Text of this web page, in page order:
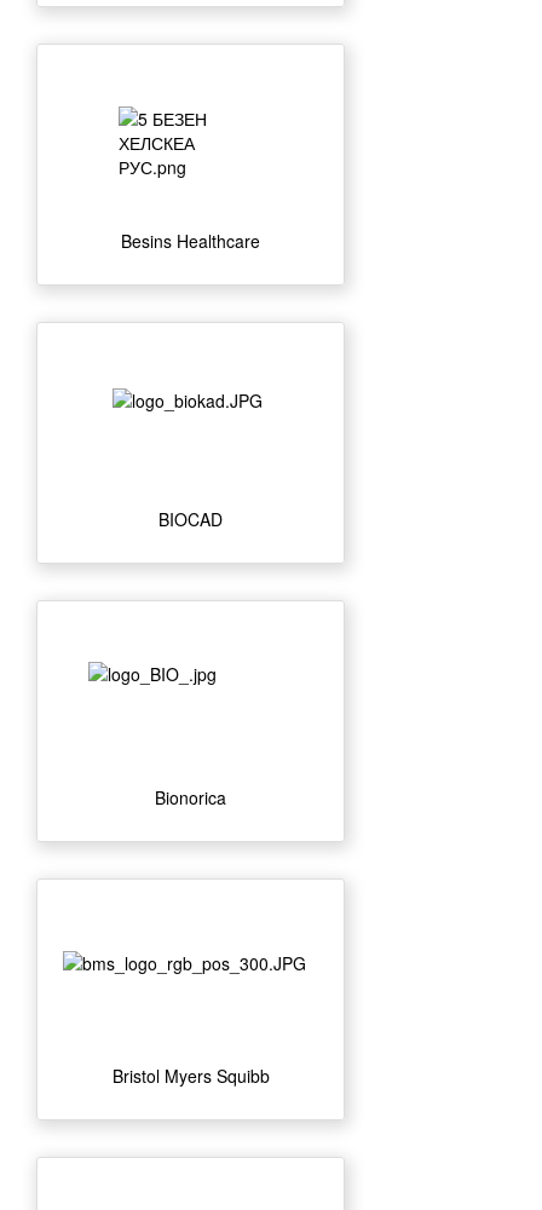
Besins Healthcare
BIOCAD
Bionorica
Bristol Myers Squibb